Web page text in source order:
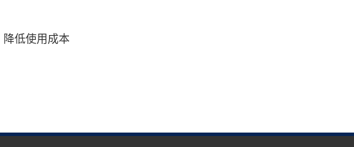
低使用成本